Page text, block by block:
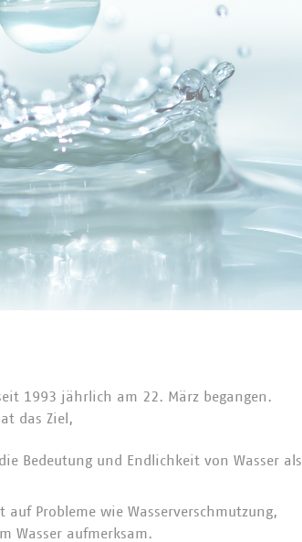
1993 jährlich am 22. März begangen.
das Ziel,
Bedeutung und Endlichkeit von Wasser als
auf Probleme wie Wasserverschmutzung,
Wasser aufmerksam.